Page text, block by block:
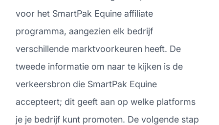
voor het SmartPak Equine affiliate
programma, aangezien elk bedrijf
verschillende marktvoorkeuren heeft. De
tweede informatie om naar te kijken is de
verkeersbron die SmartPak Equine
accepteert; dit geeft aan op welke platforms
je je bedrijf kunt promoten. De volgende stap